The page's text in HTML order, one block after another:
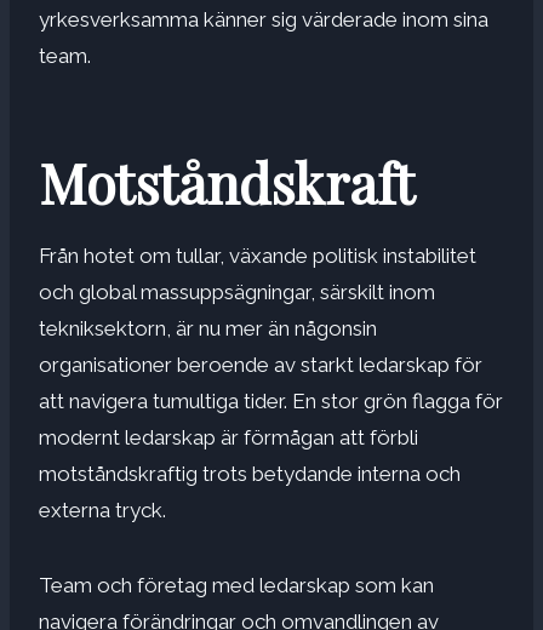
yrkesverksamma känner sig värderade inom sina
team.
Motståndskraft
Från hotet om tullar, växande politisk instabilitet
och global massuppsägningar, särskilt inom
tekniksektorn, är nu mer än någonsin
organisationer beroende av starkt ledarskap för
att navigera tumultiga tider. En stor grön flagga för
modernt ledarskap är förmågan att förbli
motståndskraftig trots betydande interna och
externa tryck.
Team och företag med ledarskap som kan
navigera förändringar och omvandlingen av